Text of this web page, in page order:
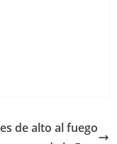
de alto al fuego